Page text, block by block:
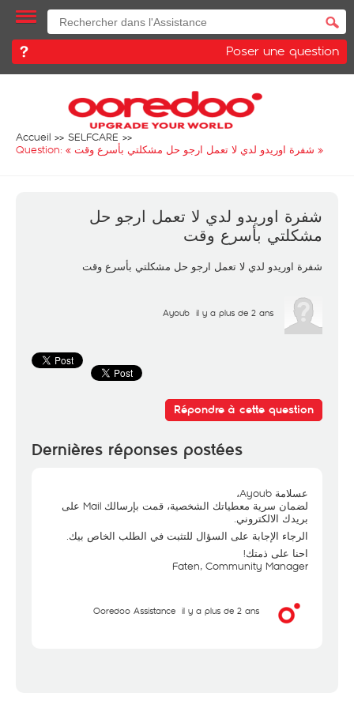
Poser une question
Accueil
SELFCARE
Question: « شفرة اوريدو لدي لا تعمل ارجو حل مشكلتي بأسرع وقت »
شفرة اوريدو لدي لا تعمل ارجو حل
مشكلتي بأسرع وقت
شفرة اوريدو لدي لا تعمل ارجو حل مشكلتي بأسرع وقت
Ayoub il y a plus de 2 ans
Répondre à cette question
Dernières réponses postées
عسلامة Ayoub،
لضمان سرية معطياتك الشخصية، قمت بإرسالك Mail على
بريدك الالكتروني.
الرجاء الإجابة على السؤال للتثبت في الطلب الخاص بيك.
احنا على ذمتك!
Faten, Community Manager
Ooredoo Assistance il y a plus de 2 ans